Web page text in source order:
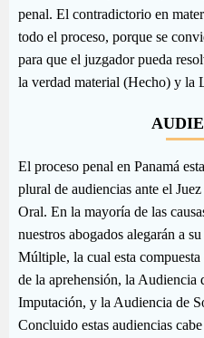
penal. El contradictorio en
todo el proceso, porque se
para que el juzgador pueda
la verdad material (Hecho) y la
El proceso penal en Panamá
plural de audiencias ante el
Oral. En la mayoría de las
nuestros abogados alegarán a
Múltiple, la cual esta
de la aprehensión, la Audiencia
Imputación, y la Audiencia de
Concluido estas audiencias